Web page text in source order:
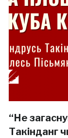
“Не
Такінданг